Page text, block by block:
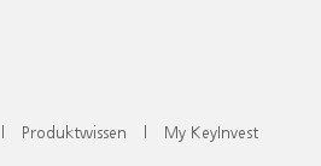
| Produktwissen | My KeyInvest